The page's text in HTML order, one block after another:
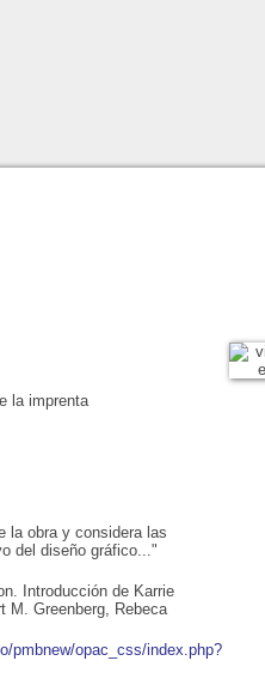
la imprenta
la obra y considera las
del diseño gráfico..."
Introducción de Karrie
M. Greenberg, Rebeca
pmbnew/opac_css/index.php?